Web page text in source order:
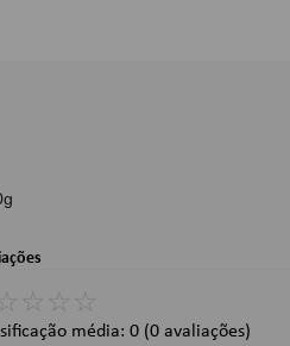
☆ ☆ ☆ ☆
média: 0 (0 avaliações)